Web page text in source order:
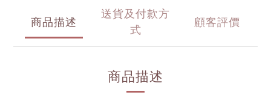
商品描述
送貨及付款方
式
顧客評價
商品描述